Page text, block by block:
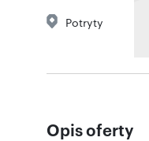
Potryty
Opis oferty